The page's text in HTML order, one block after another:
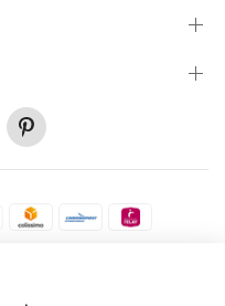
niveau de cryptage le plus élevé